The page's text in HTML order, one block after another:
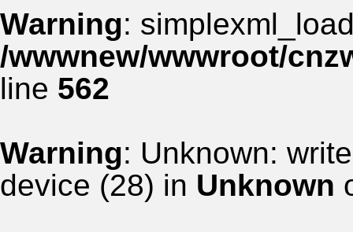
Warning:
/wwwnew/wwwroot/
line 562
Warning: Unknown:
device (28) in Unknown